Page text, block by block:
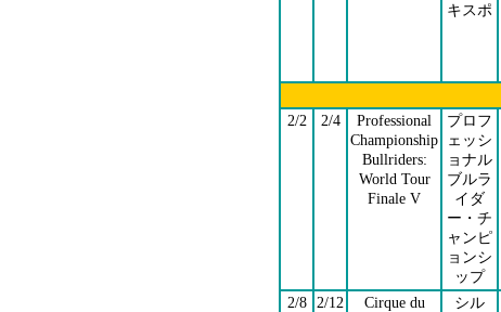
キスポ
2/2
2/4
Professional
Championship
Bullriders:
World Tour
Finale V
プロフ
ェッシ
ョナル
ブルラ
イダ
ー・チ
ャンピ
ョンシ
ップ
2/8 2/12
Cirque du
シル